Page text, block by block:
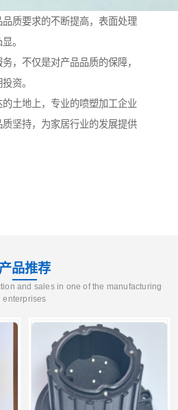
质要求的不断提高，表面处理
。
，不仅是对产品品质的保障，
资。
土地上，专业的喷塑加工企业
坚持，为家居行业的发展提供
产品推荐
and sales in one of the manufacturing
enterprises